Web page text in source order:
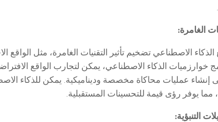
خوارزميات الذكاء الاصطناعي، يمكن لتجارب الواقع
إنشاء عمليات محاكاة مخصصة وديناميكية. يمكن للذكاء
مما يوفر رؤى قيمة للتحسينات المستقبلية.